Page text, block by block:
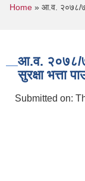
You are
Home » आ.व. २०७८/७९
आ.व. २०७८/
सुरक्षा भत्ता
Submitted on: